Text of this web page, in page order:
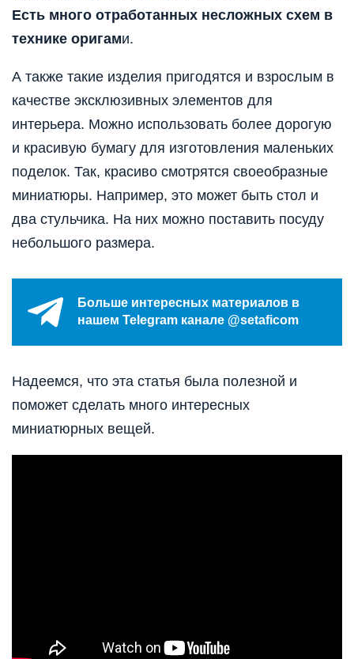
Есть много отработанных несложных схем в
технике оригами.
А также такие изделия пригодятся и взрослым в
качестве эксклюзивных элементов для
интерьера. Можно использовать более дорогую
и красивую бумагу для изготовления маленьких
поделок. Так, красиво смотрятся своеобразные
миниатюры. Например, это может быть стол и
два стульчика. На них можно поставить посуду
небольшого размера.
Больше интересных материалов в
нашем Telegram канале @setaficom
Надеемся, что эта статья была полезной и
поможет сделать много интересных
миниатюрных вещей.